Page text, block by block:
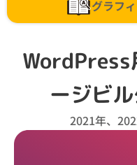
グラフ
WordPress
ージビ
2021年、